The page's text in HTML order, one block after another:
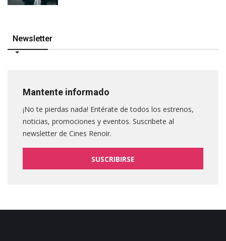
Newsletter
Mantente informado
¡No te pierdas nada! Entérate de todos los estrenos,
noticias, promociones y eventos. Suscribete al
newsletter de Cines Renoir.
SUSCRIBIRSE